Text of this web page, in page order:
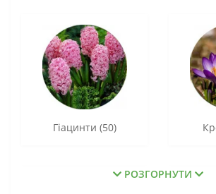
Гіацинти (50)
РОЗГОРНУТИ